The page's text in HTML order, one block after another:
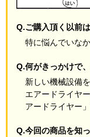
Q.ご購入頂く以前
特に悩んでいな
Q.何がきっかけで
新しい機械設備
エアードライヤ
アードライヤー
Q.今回の商品を知